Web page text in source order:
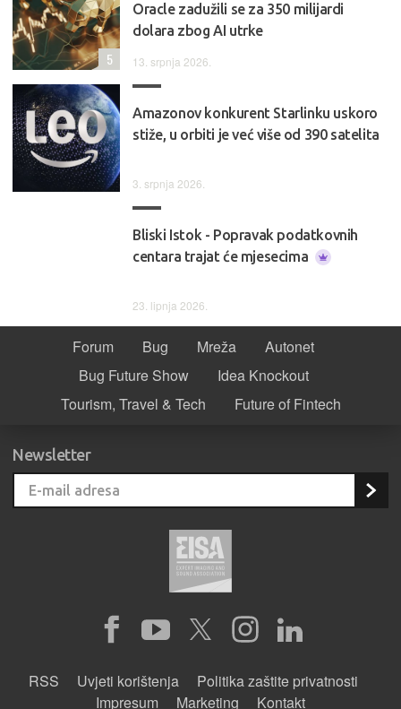
Oracle zadužili se za 350 milijardi
dolara zbog AI utrke
13. srpnja 2026.
5
Amazonov konkurent Starlinku uskoro
stiže, u orbiti je već više od 390 satelita
3. srpnja 2026.
Bliski Istok - Popravak podatkovnih
centara trajat će mjesecima
23. lipnja 2026.
Forum Bug Mreža
Autonet
Bug Future Show
Idea Knockout
Tourism, Travel & Tech
Future of Fintech
Newsletter
RSS Uvjeti korištenja
Politika zaštite privatnosti
Impresum
Marketing Kontakt